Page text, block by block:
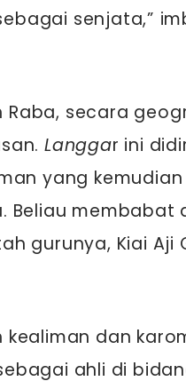
senjata,”
secara
Langgar ini
yang kemudian
Beliau membabat
gurunya, Kiai Aji
kealiman dan
ahli di